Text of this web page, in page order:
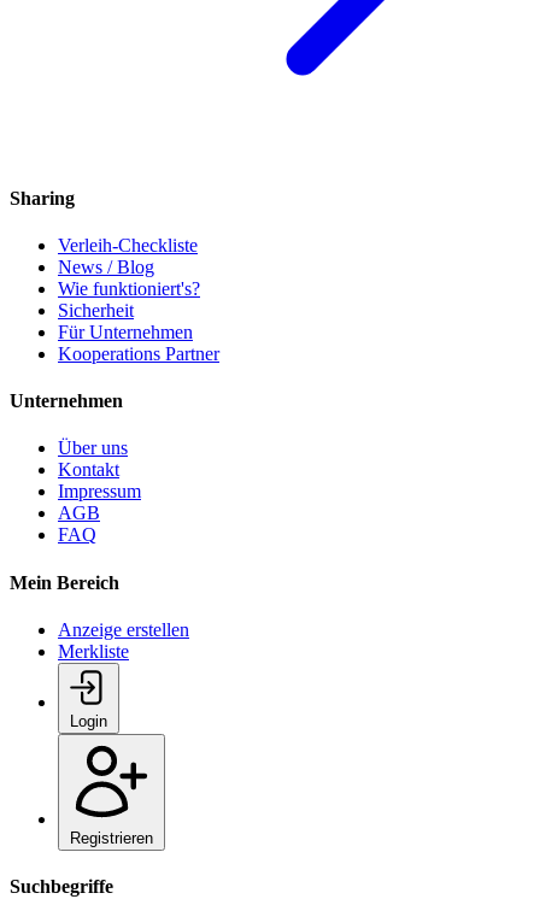
Sharing
Verleih-Checkliste
News / Blog
Wie funktioniert's?
Sicherheit
Für Unternehmen
Kooperations Partner
Unternehmen
Über uns
Kontakt
Impressum
AGB
FAQ
Mein Bereich
Anzeige erstellen
Merkliste
Login
Registrieren
Suchbegriffe